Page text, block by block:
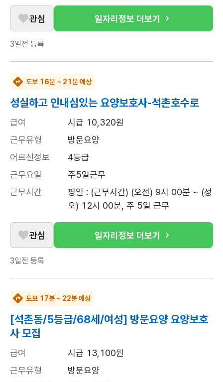
관심 일자리정보 더보기
3일전 등록
도보 16분 ~ 21분 예상
성실하고 인내심있는 요양보호사-석촌호수로
급여
시급 10,320원
근무유형
방문요양
어르신정보
4등급
근무요일
주5일근무
근무시간
평일 : (근무시간) (오전) 9시 00분 ~ (정
오) 12시 00분, 주 5일 근무
관심 일자리정보 더보기
3일전 등록
도보 17분 ~ 22분 예상
[석촌동/5등급/68세/여성] 방문요양 요양보호
사 모집
급여
시급 13,100원
근무유형
방문요양